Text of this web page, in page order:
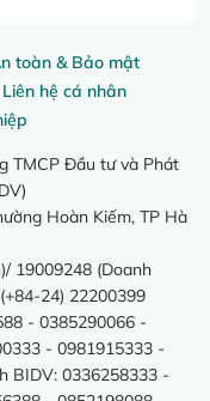
toàn & Bảo mật
Liên hệ cá nhân
TMCP Đầu tư và Phát
Hoàn Kiếm, TP Hà
19009248 (Doanh
24) 22200399
- 0385290066 -
- 0981915333 -
BIDV: 0336258333 -